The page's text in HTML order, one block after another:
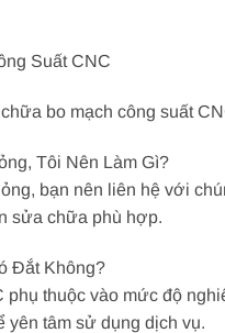
Suất CNC
bo mạch công suất
Tôi Nên Làm Gì?
bạn nên liên hệ với
sửa chữa phù hợp.
Đắt Không?
thuộc vào mức độ
yên tâm sử dụng dịch vụ.